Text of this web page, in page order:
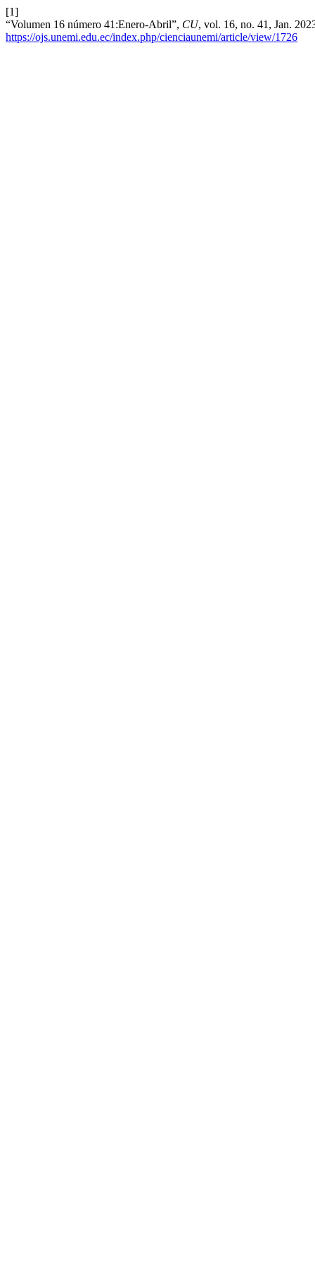
[1]
“Volumen 16 número 41:Enero-Abril”, CU, vol. 16, no. 41, Jan.
https://ojs.unemi.edu.ec/index.php/cienciaunemi/article/view/1726